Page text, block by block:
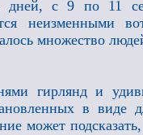
дней, с 9 по 11
неизменными
множество
гирлянд и
в виде
может